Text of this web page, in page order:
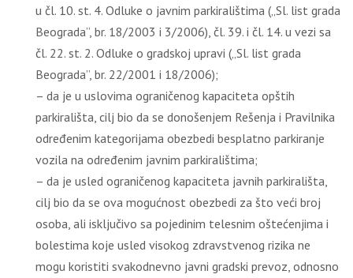
u čl. 10. st. 4. Odluke o javnim parkiralištima („Sl. list grada
Beograda”, br. 18/2003 i 3/2006), čl. 39. i čl. 14. u vezi sa
čl. 22. st. 2. Odluke o gradskoj upravi („Sl. list grada
Beograda”, br. 22/2001 i 18/2006);
– da je u uslovima ograničenog kapaciteta opštih
parkirališta, cilj bio da se donošenjem Rešenja i Pravilnika
određenim kategorijama obezbedi besplatno parkiranje
vozila na određenim javnim parkiralištima;
– da je usled ograničenog kapaciteta javnih parkirališta,
cilj bio da se ova mogućnost obezbedi za što veći broj
osoba, ali isključivo sa pojedinim telesnim oštećenjima i
bolestima koje usled visokog zdravstvenog rizika ne
mogu koristiti svakodnevno javni gradski prevoz, odnosno